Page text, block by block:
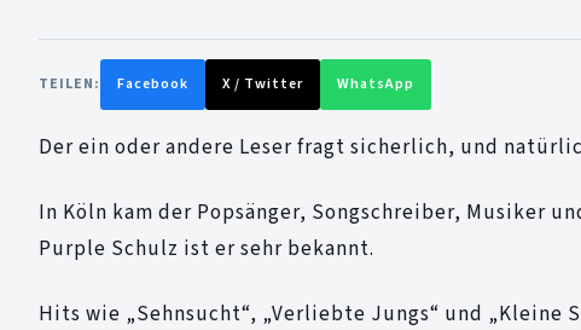
TEILEN: Facebook X / Twitter WhatsApp
Der ein oder andere Leser fragt sicherlich, und
In Köln kam der Popsänger, Songschreiber, Musiker
Purple Schulz ist er sehr bekannt.
Hits wie „Sehnsucht“, „Verliebte Jungs“ und „Kleine